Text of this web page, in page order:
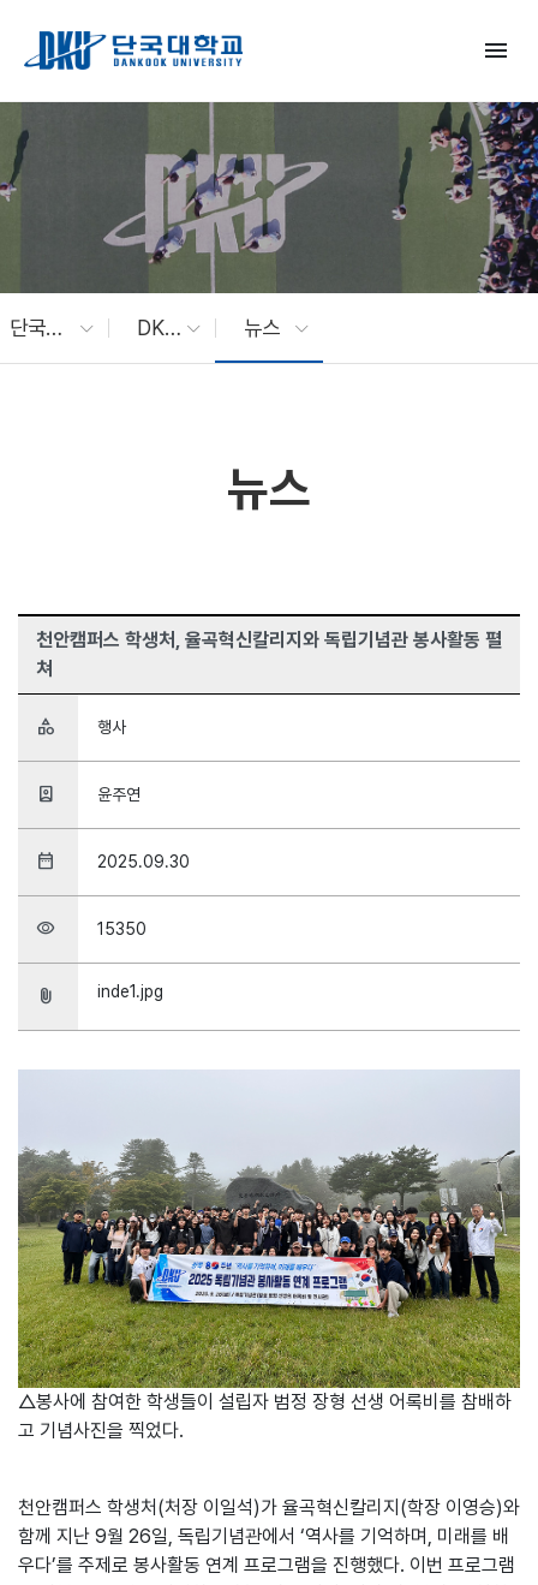
menu
단국대 소식 DKU News 뉴스
뉴스
천안캠퍼스 학생처, 율곡혁신칼리지와 독립기념관 봉사활동 펼
쳐
category 행사
person_book 윤주연
date_range 2025.09.30
visibility 15350
attach_file inde1.jpg
△봉사에 참여한 학생들이 설립자 범정 장형 선생 어록비를 참배하
고 기념사진을 찍었다.
천안캠퍼스 학생처(처장 이일석)가 율곡혁신칼리지(학장 이영승)와
함께 지난 9월 26일, 독립기념관에서 ‘역사를 기억하며, 미래를 배
우다’를 주제로 봉사활동 연계 프로그램을 진행했다. 이번 프로그램